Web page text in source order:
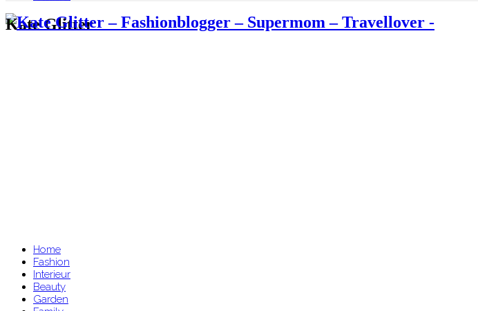
Kate Glitter
Home
Fashion
Interieur
Beauty
Garden